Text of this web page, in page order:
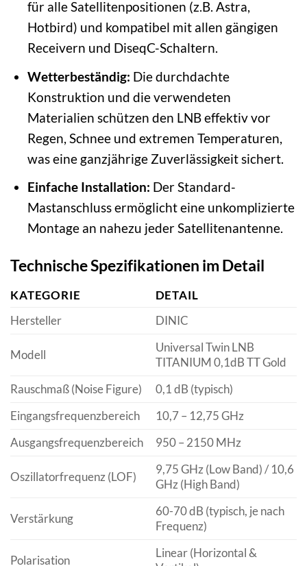
für alle Satellitenpositionen (z.B. Astra,
Hotbird) und kompatibel mit allen gängigen
Receivern und DiseqC-Schaltern.
Wetterbeständig: Die durchdachte
Konstruktion und die verwendeten
Materialien schützen den LNB effektiv vor
Regen, Schnee und extremen Temperaturen,
was eine ganzjährige Zuverlässigkeit sichert.
Einfache Installation: Der Standard-
Mastanschluss ermöglicht eine unkomplizierte
Montage an nahezu jeder Satellitenantenne.
Technische Spezifikationen im Detail
KATEGORIE
DETAIL
Hersteller
DINIC
Modell
Universal Twin LNB
TITANIUM 0,1dB TT Gold
Rauschmaß (Noise Figure)
0,1 dB (typisch)
Eingangsfrequenzbereich
10,7 – 12,75 GHz
Ausgangsfrequenzbereich
950 – 2150 MHz
Oszillatorfrequenz (LOF)
9,75 GHz (Low Band) / 10,6
GHz (High Band)
Verstärkung
60-70 dB (typisch, je nach
Frequenz)
Polarisation
Linear (Horizontal &